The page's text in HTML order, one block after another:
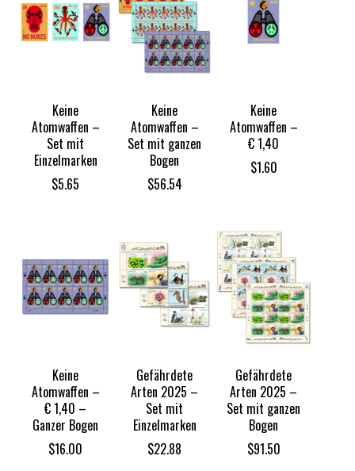
Keine
Atomwaffen –
Set mit
Einzelmarken
$5.65
Keine
Atomwaffen –
Set mit ganzen
Bogen
$56.54
Keine
Atomwaffen –
€ 1,40
$1.60
Keine
Atomwaffen –
€ 1,40 –
Ganzer Bogen
$16.00
Gefährdete
Arten 2025 –
Set mit
Einzelmarken
$22.88
Gefährdete
Arten 2025 –
Set mit ganzen
Bogen
$91.50